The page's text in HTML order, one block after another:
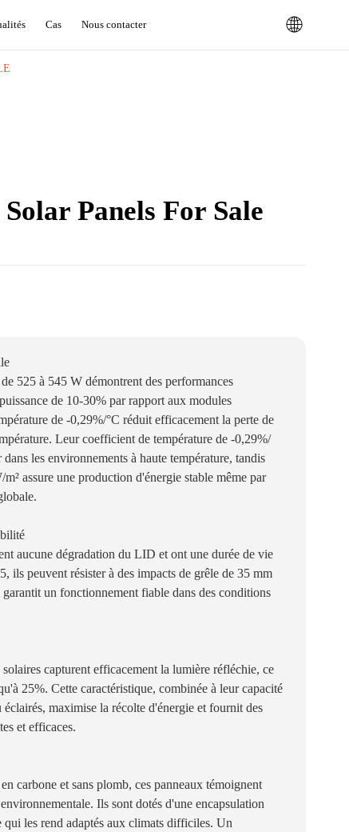
Cas Nous contacter
Panels For Sale
525 à 545 W démontrent des performances
de 10-30% par rapport aux modules
de -0,29%/°C réduit efficacement la perte de
Leur coefficient de température de -0,29%/
les environnements à haute température, tandis
assure une production d'énergie stable même par
aucune dégradation du LID et ont une durée de vie
ils peuvent résister à des impacts de grêle de 35 mm
un fonctionnement fiable dans des conditions
capturent efficacement la lumière réfléchie, ce
25%. Cette caractéristique, combinée à leur capacité
maximise la récolte d'énergie et fournit des
et efficaces.
carbone et sans plomb, ces panneaux témoignent
Ils sont dotés d'une encapsulation
les rend adaptés aux climats difficiles. Un